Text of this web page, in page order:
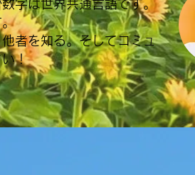
字は世界共通言語です。
者を知る。そしてコミュ
！